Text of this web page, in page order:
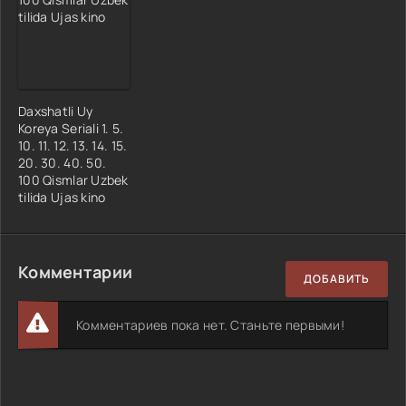
Daxshatli Uy
Koreya Seriali 1. 5.
10. 11. 12. 13. 14. 15.
20. 30. 40. 50.
100 Qismlar Uzbek
tilida Ujas kino
Комментарии ДОБАВИТЬ
Комментариев пока нет. Станьте первыми!